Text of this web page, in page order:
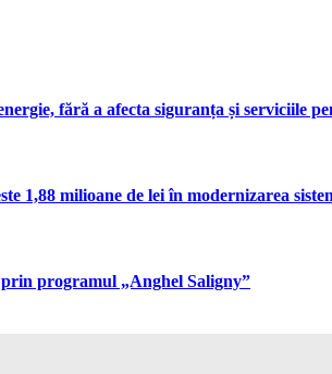
fără a afecta siguranța și serviciile
1,88 milioane de lei în modernizarea
programul „Anghel Saligny”